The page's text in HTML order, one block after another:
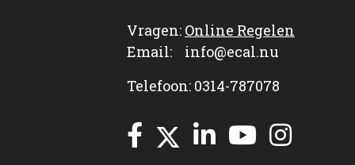
Vragen: Online Regelen
Email: info@ecal.nu
Telefoon: 0314-787078